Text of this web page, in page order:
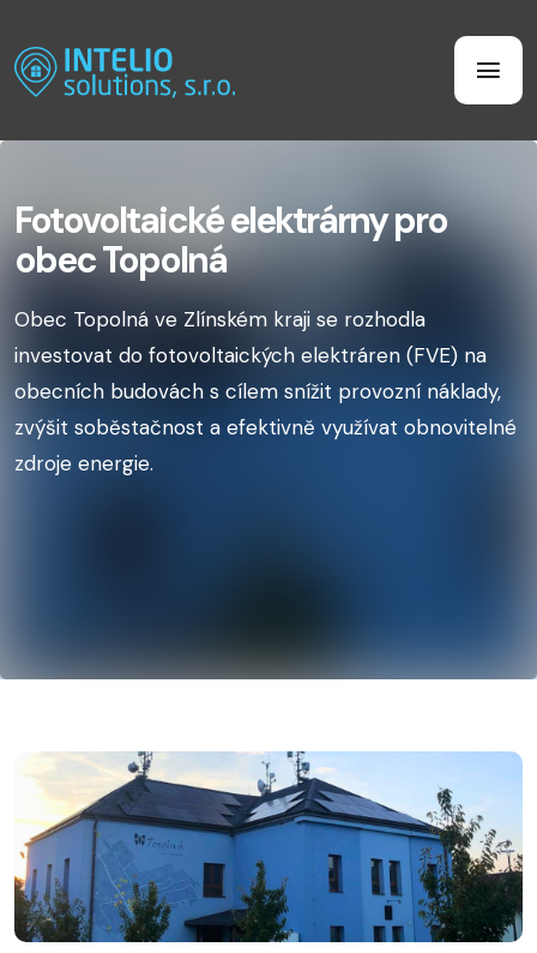
Fotovoltaické elektrárny pro
obec Topolná
Obec Topolná ve Zlínském kraji se rozhodla
investovat do fotovoltaických elektráren (FVE) na
obecních budovách s cílem snížit provozní náklady,
zvýšit soběstačnost a efektivně využívat obnovitelné
zdroje energie.